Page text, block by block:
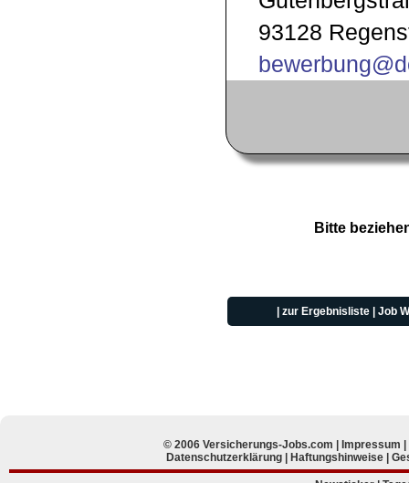
93128
Bitte
|zur Ergebnisliste |Job
© 2006 Versicherungs-Jobs.com | Impressum
Datenschutzerklärung
Haftungshinweise